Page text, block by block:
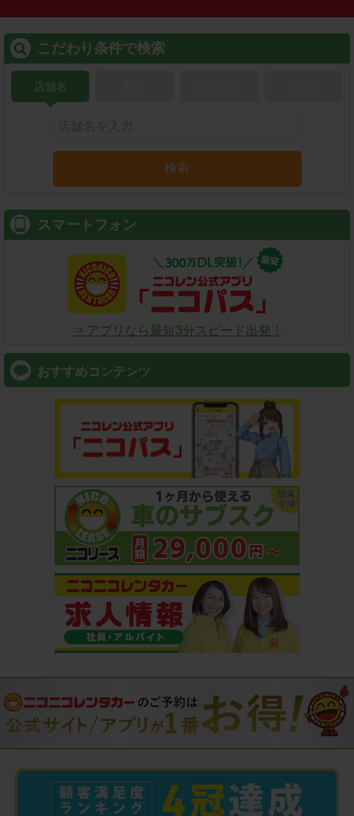
こだわり条件で検索
店舗名
検索
スマートフォン
⇒ アプリなら最短3分スピード出発！
おすすめコンテンツ